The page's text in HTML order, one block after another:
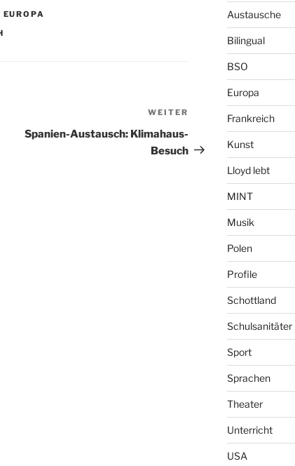
EUROPA
Nächster
Beitrag
WEITER
Spanien-Austausch: Klimahaus-
Besuch
Austausche
Bilingual
BSO
Europa
Frankreich
Kunst
Lloyd lebt
MINT
Musik
Polen
Profile
Schottland
Schulsanitäter
Sport
Sprachen
Theater
Unterricht
USA